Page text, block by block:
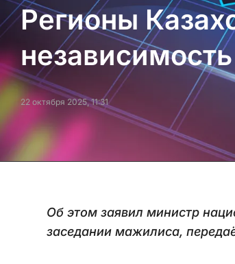
Регионы
22 октября 2025, 11:31
Об этом заявил министр
заседании мажилиса,